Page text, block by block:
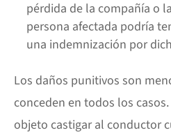
pérdida de la compañía o
persona afectada podría
una indemnización por
Los daños punitivos son
conceden en todos los
objeto castigar al conductor